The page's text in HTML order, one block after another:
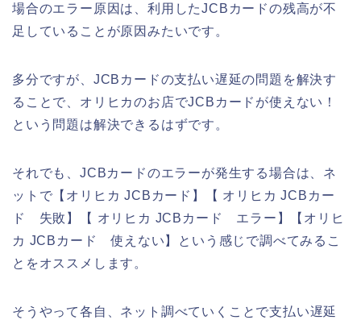
場合のエラー原因は、利用したJCBカードの残高が不
足していることが原因みたいです。
多分ですが、JCBカードの支払い遅延の問題を解決す
ることで、オリヒカのお店でJCBカードが使えない！
という問題は解決できるはずです。
それでも、JCBカードのエラーが発生する場合は、ネ
ットで【オリヒカ JCBカード】【 オリヒカ JCBカー
ド 失敗】【 オリヒカ JCBカード エラー】【オリヒ
カ JCBカード 使えない】という感じで調べてみるこ
とをオススメします。
そうやって各自、ネット調べていくことで支払い遅延